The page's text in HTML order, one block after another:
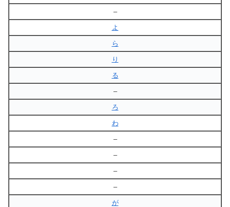
–
よ
ら
り
る
–
ろ
わ
–
–
–
–
が